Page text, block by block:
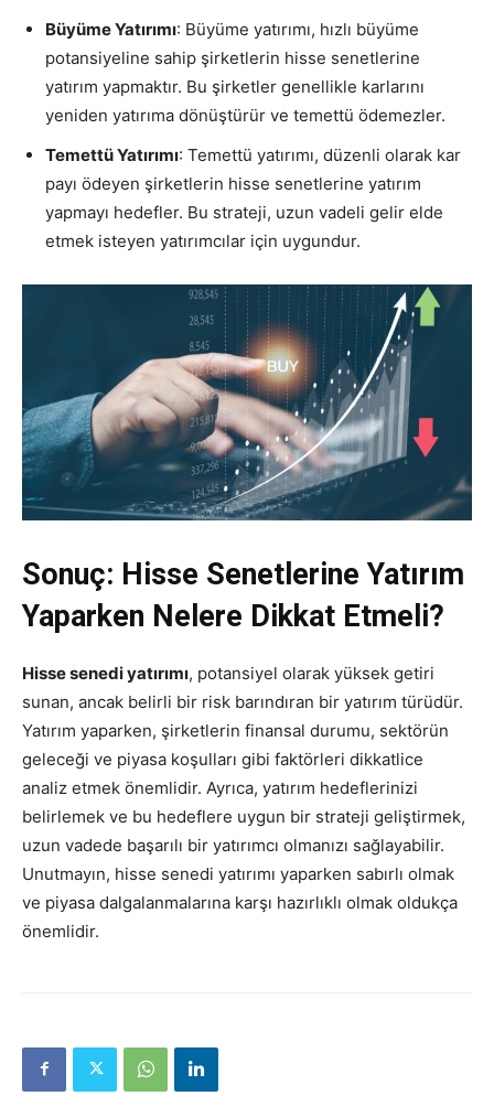
Büyüme Yatırımı: Büyüme yatırımı, hızlı büyüme
potansiyeline sahip şirketlerin hisse senetlerine
yatırım yapmaktır. Bu şirketler genellikle karlarını
yeniden yatırıma dönüştürür ve temettü ödemezler.
Temettü Yatırımı: Temettü yatırımı, düzenli olarak kar
payı ödeyen şirketlerin hisse senetlerine yatırım
yapmayı hedefler. Bu strateji, uzun vadeli gelir elde
etmek isteyen yatırımcılar için uygundur.
Sonuç: Hisse Senetlerine Yatırım
Yaparken Nelere Dikkat Etmeli?
Hisse senedi yatırımı, potansiyel olarak yüksek getiri
sunan, ancak belirli bir risk barındıran bir yatırım türüdür.
Yatırım yaparken, şirketlerin finansal durumu, sektörün
geleceği ve piyasa koşulları gibi faktörleri dikkatlice
analiz etmek önemlidir. Ayrıca, yatırım hedeflerinizi
belirlemek ve bu hedeflere uygun bir strateji geliştirmek,
uzun vadede başarılı bir yatırımcı olmanızı sağlayabilir.
Unutmayın, hisse senedi yatırımı yaparken sabırlı olmak
ve piyasa dalgalanmalarına karşı hazırlıklı olmak oldukça
önemlidir.